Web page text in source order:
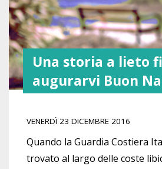
Una storia a lieto
augurarvi Buon
VENERDÌ 23 DICEMBRE 2016
Quando la Guardia Costiera
trovato al largo delle coste